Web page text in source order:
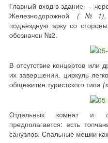
Главный вход в здание —
Железнодорожной (№1)
подъездную арку со
обозначен №2.
В отсутствие концертов или
их завершении, циркуль
общежитие туристского типа
Отдельных комнат и
предполагается: есть
санузлов. Спальные мешки